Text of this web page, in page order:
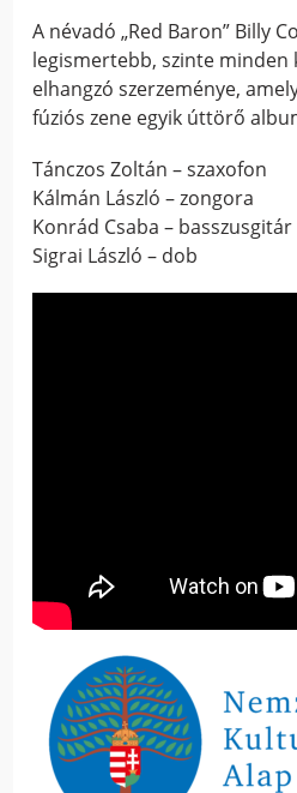
A névadó „Red Baron” Billy
legismertebb, szinte minden
elhangzó szerzeménye,
fúziós zene egyik úttörő
Tánczos Zoltán – szaxofon
Kálmán László – zongora
Konrád Csaba – basszusgitár
Sigrai László – dob